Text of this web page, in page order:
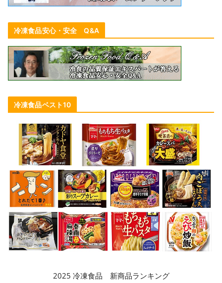
冷凍食品安心・安全 Q&A
冷凍食品ベスト10
2025 冷凍食品 新商品ランキング